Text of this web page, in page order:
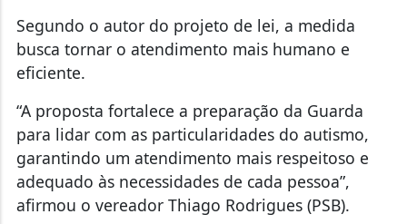
Segundo o autor do projeto de lei, a medida
busca tornar o atendimento mais humano e
eficiente.
“A proposta fortalece a preparação da Guarda
para lidar com as particularidades do autismo,
garantindo um atendimento mais respeitoso e
adequado às necessidades de cada pessoa”,
afirmou o vereador Thiago Rodrigues (PSB).